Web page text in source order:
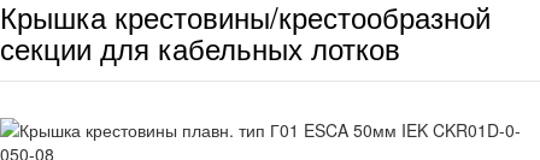
Крышка крестовины/крестообразной
секции для кабельных лотков